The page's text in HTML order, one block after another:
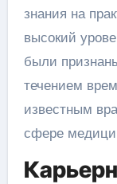
знания на
высокий
были
течением
известным
сфере